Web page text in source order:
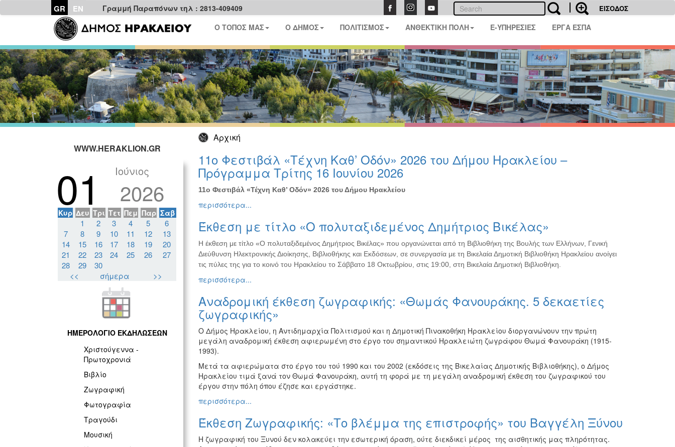
GR EN Γραμμή Παραπόνων τηλ : 2813-409409 ΕΙΣΟΔΟΣ
Ο ΤΟΠΟΣ ΜΑΣ Ο ΔΗΜΟΣ ΠΟΛΙΤΙΣΜΟΣ ΑΝΘΕΚΤΙΚΗ ΠΟΛΗ E-ΥΠΗΡΕΣΙΕΣ ΕΡΓΑ ΕΣΠΑ
Αρχική
WWW.HERAKLION.GR
01 Ιούνιος
2026
Κυρ Δευ Τρι Τετ Πεμ Παρ Σαβ
1 2 3 4 5
6
7
8 9 10 11 12
13
14
15 16 17 18 19
20
21
22 23 24 25 26
27
28
29
30
<<
σήμερα >>
ΗΜΕΡΟΛΟΓΙΟ ΕΚΔΗΛΩΣΕΩΝ
Χριστούγεννα -
Πρωτοχρονιά
Βιβλίο
Ζωγραφική
Φωτογραφία
Τραγούδι
Μουσική
11ο Φεστιβάλ «Τέχνη Καθ’ Οδόν» 2026 του Δήμου Ηρακλείου –
Πρόγραμμα Τρίτης 16 Ιουνίου 2026
11ο Φεστιβάλ «Τέχνη Καθ’ Οδόν» 2026 του Δήμου Ηρακλείου
περισσότερα...
Έκθεση με τίτλο «Ο πολυταξιδεμένος Δημήτριος Βικέλας»
Η έκθεση με τίτλο «Ο πολυταξιδεμένος Δημήτριος Βικέλας» που οργανώνεται από τη Βιβλιοθήκη της Βουλής των Ελλήνων, Γενική
Διεύθυνση Ηλεκτρονικής Διοίκησης, Βιβλιοθήκης και Εκδόσεων, σε συνεργασία με τη Βικελαία Δημοτική Βιβλιοθήκη Ηρακλείου ανοίγει
τις πύλες της για το κοινό του Ηρακλείου το Σάββατο 18 Οκτωβρίου, στις 19:00, στη Βικελαία Δημοτική Βιβλιοθήκη.
περισσότερα...
Αναδρομική έκθεση ζωγραφικής: «Θωμάς Φανουράκης. 5 δεκαετίες
ζωγραφικής»
Ο Δήμος Ηρακλείου, η Αντιδημαρχία Πολιτισμού και η Δημοτική Πινακοθήκη Ηρακλείου διοργανώνουν την πρώτη
μεγάλη αναδρομική έκθεση αφιερωμένη στο έργο του σημαντικού Ηρακλειώτη ζωγράφου Θωμά Φανουράκη (1915-
1993).
Μετά τα αφιερώματα στο έργο του τού 1990 και του 2002 (εκδόσεις της Βικελαίας Δημοτικής Βιβλιοθήκης), ο Δήμος
Ηρακλείου τιμά ξανά τον Θωμά Φανουράκη, αυτή τη φορά με τη μεγάλη αναδρομική έκθεση του ζωγραφικού του
έργου στην πόλη όπου έζησε και εργάστηκε.
περισσότερα...
Έκθεση Ζωγραφικής: «Το βλέμμα της επιστροφής» του Βαγγέλη Ξύνου
Η ζωγραφική του Ξυνού δεν κολακεύει την εσωτερική όραση, ούτε διεκδικεί μέρος της αισθητικής μας πληρότητας.